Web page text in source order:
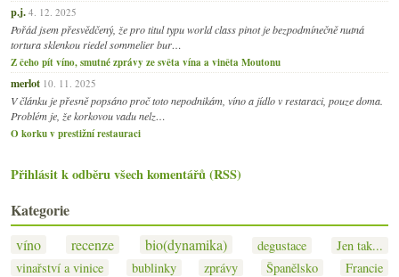
p.j. 4. 12. 2025
Pořád jsem přesvědčený, že pro titul typu world class pinot je bezpodmínečně nutná
tortura sklenkou riedel sommelier bur…
Z čeho pít víno, smutné zprávy ze světa vína a viněta Moutonu
merlot 10. 11. 2025
V článku je přesně popsáno proč toto nepodnikám, víno a jídlo v restaraci, pouze doma.
Problém je, že korkovou vadu nelz…
O korku v prestižní restauraci
Přihlásit k odběru všech komentářů (RSS)
Kategorie
víno recenze bio(dynamika) degustace
Jen tak...
vinařství a vinice
bublinky zprávy Španělsko
Francie